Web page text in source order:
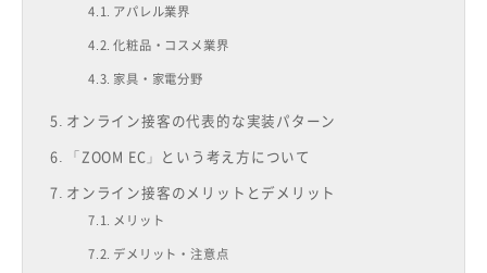
アパレル業界
化粧品・コスメ業界
家具・家電分野
オンライン接客の代表的な実装パターン
「ZOOM EC」という考え方について
オンライン接客のメリットとデメリット
メリット
デメリット・注意点